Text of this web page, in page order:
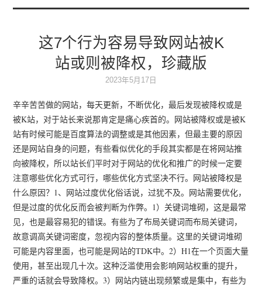
域名价格
阿里云已备案域名出售
这7个行为容易导致网站被K
站或则被降权，珍藏版
2023年5月17日
辛辛苦苦做的网站，每天更新，不断优化，最后发现被降权或是
被K站，对于站长来说那肯定是痛心疾首的。网站被降权或是被K
站有时候可能是百度算法的调整或是其他因素，但最主要的原因
还是网站自身的问题，有些看似优化的手段其实都是在将网站推
向被降权，所以站长们平时对于网站的优化和推广的时候一定要
注意哪些优化方式可行，哪些优化方式坚决不行。网站被降权是
什么原因？1、网站过度优化俗话说，过犹不及。网站需要优化，
但是过度的优化反而会被判断为作弊。1）关键词堆砌，这是最常
见，也是最容易犯的错误。有些为了布局关键词而布局关键词，
故意调高关键词密度，忽视内容的整体质量。这里的关键词堆砌
可能是内容里面，也可能是网站的TDK中。2）H1在一个页面大量
使用，甚至出现几十次。这种泛滥使用会影响网站权重的提升，
严重的话就会导致降权。3）网站内链出现频繁或是集中，有些为